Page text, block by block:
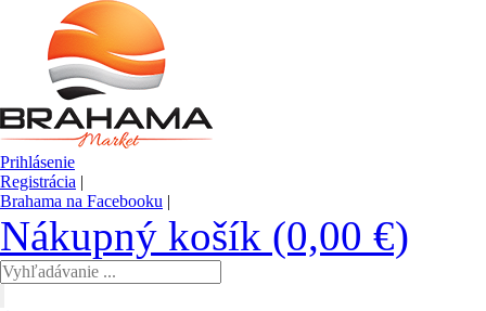
Prihlásenie
Registrácia |
Brahama na Facebooku |
Nákupný košík (0,00 €)